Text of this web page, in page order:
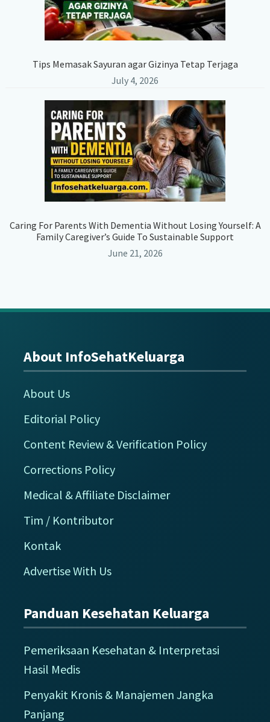
Tips Memasak Sayuran agar Gizinya Tetap Terjaga
July 4, 2026
Caring For Parents With Dementia Without Losing Yourself: A
Family Caregiver’s Guide To Sustainable Support
June 21, 2026
Footer
About InfoSehatKeluarga
About Us
Editorial Policy
Content Review & Verification Policy
Corrections Policy
Medical & Affiliate Disclaimer
Tim / Kontributor
Kontak
Advertise With Us
Panduan Kesehatan Keluarga
Pemeriksaan Kesehatan & Interpretasi
Hasil Medis
Penyakit Kronis & Manajemen Jangka
Panjang